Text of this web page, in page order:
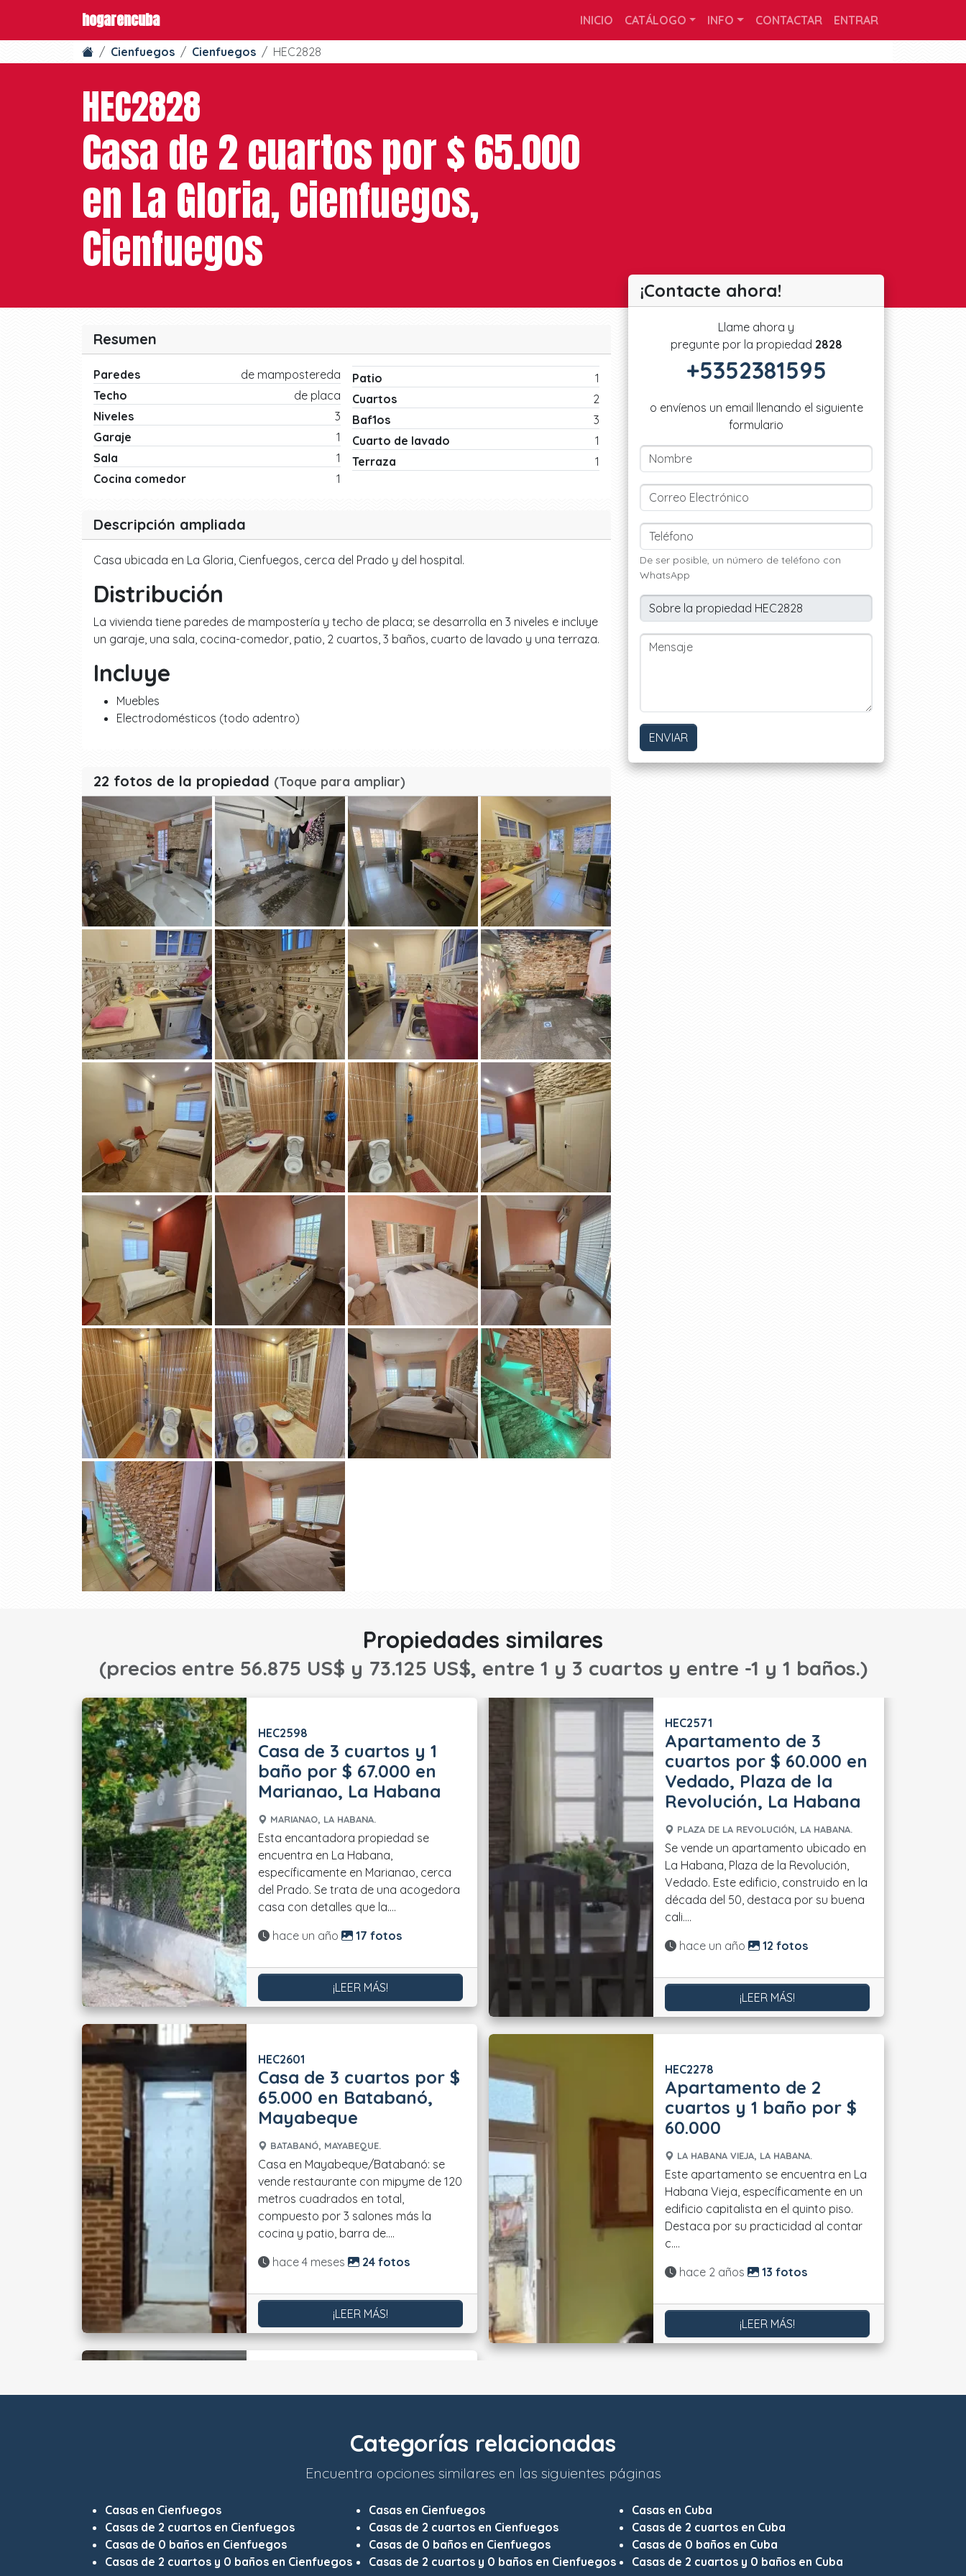
hogarencuba INICIO CATÁLOGO INFO CONTACTAR ENTRAR
Cienfuegos Cienfuegos HEC2828
HEC2828
Casa de 2 cuartos por $ 65.000
en La Gloria, Cienfuegos,
Cienfuegos
Resumen
Paredes
de mampostereda
Techo
de placa
Niveles
3
Garaje
1
Sala
1
Cocina comedor
1
Patio
1
Cuartos
2
Baf1os
3
Cuarto de lavado
1
Terraza
1
Descripción ampliada
Casa ubicada en La Gloria, Cienfuegos, cerca del Prado y del hospital.
Distribución
La vivienda tiene paredes de mampostería y techo de placa; se desarrolla en 3 niveles e incluye
un garaje, una sala, cocina-comedor, patio, 2 cuartos, 3 baños, cuarto de lavado y una terraza.
Incluye
Muebles
Electrodomésticos (todo adentro)
22 fotos de la propiedad (Toque para ampliar)
¡Contacte ahora!
Llame ahora y
pregunte por la propiedad 2828
+5352381595
o envíenos un email llenando el siguiente
formulario
De ser posible, un número de teléfono con
WhatsApp
ENVIAR
Propiedades similares
(precios entre 56.875 US$ y 73.125 US$, entre 1 y 3 cuartos y entre -1 y 1 baños.)
HEC2598
Casa de 3 cuartos y 1
baño por $ 67.000 en
Marianao, La Habana
MARIANAO, LA HABANA.
Esta encantadora propiedad se
encuentra en La Habana,
específicamente en Marianao, cerca
del Prado. Se trata de una acogedora
casa con detalles que la....
Actualizado:
hace un año 17 fotos
¡LEER MÁS!
HEC2601
Casa de 3 cuartos por $
65.000 en Batabanó,
Mayabeque
BATABANÓ, MAYABEQUE.
Casa en Mayabeque/Batabanó: se
vende restaurante con mipyme de 120
metros cuadrados en total,
compuesto por 3 salones más la
cocina y patio, barra de....
Actualizado:
hace 4 meses 24 fotos
¡LEER MÁS!
HEC2571
Apartamento de 3
cuartos por $ 60.000 en
Vedado, Plaza de la
Revolución, La Habana
PLAZA DE LA REVOLUCIÓN, LA HABANA.
Se vende un apartamento ubicado en
La Habana, Plaza de la Revolución,
Vedado. Este edificio, construido en la
década del 50, destaca por su buena
cali....
Actualizado:
hace un año 12 fotos
¡LEER MÁS!
HEC2278
Apartamento de 2
cuartos y 1 baño por $
60.000
LA HABANA VIEJA, LA HABANA.
Este apartamento se encuentra en La
Habana Vieja, específicamente en un
edificio capitalista en el quinto piso.
Destaca por su practicidad al contar
c....
Actualizado:
hace 2 años 13 fotos
¡LEER MÁS!
Categorías relacionadas
Encuentra opciones similares en las siguientes páginas
Casas en Cienfuegos
Casas de 2 cuartos en Cienfuegos
Casas de 0 baños en Cienfuegos
Casas de 2 cuartos y 0 baños en Cienfuegos
Casas en Cienfuegos
Casas de 2 cuartos en Cienfuegos
Casas de 0 baños en Cienfuegos
Casas de 2 cuartos y 0 baños en Cienfuegos
Casas en Cuba
Casas de 2 cuartos en Cuba
Casas de 0 baños en Cuba
Casas de 2 cuartos y 0 baños en Cuba